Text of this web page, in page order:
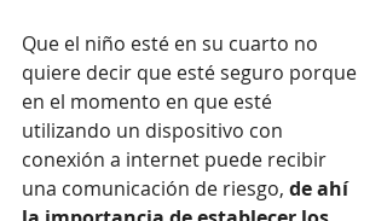
Que el niño esté en su cuarto no
quiere decir que esté seguro porque
en el momento en que esté
utilizando un dispositivo con
conexión a internet puede recibir
una comunicación de riesgo, de ahí